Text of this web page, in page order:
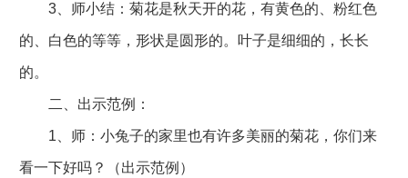
3、师小结：菊花是秋天开的花，有黄色的、粉红色
的、白色的等等，形状是圆形的。叶子是细细的，长长
的。
二、出示范例：
1、师：小兔子的家里也有许多美丽的菊花，你们来
看一下好吗？（出示范例）